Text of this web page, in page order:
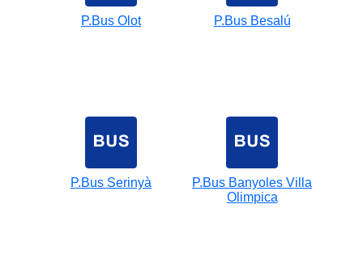
P.Bus Olot P.Bus Besalú
P.Bus Serinyà
P.Bus Banyoles Villa
Olimpica